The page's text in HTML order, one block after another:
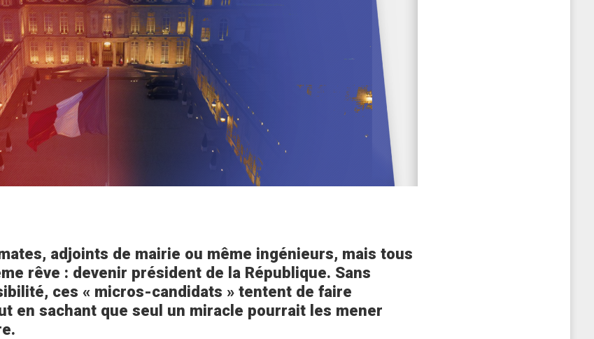
adjoints de mairie ou même ingénieurs, mais tous
rêve : devenir président de la République. Sans
ces « micros-candidats » tentent de faire
en sachant que seul un miracle pourrait les mener